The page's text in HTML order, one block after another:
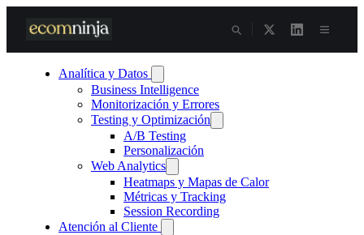
Analítica y Datos
Business Intelligence
Monitorización y Errores
Testing y Optimización
A/B Testing
Personalización
Web Analytics
Heatmaps y Mapas de Calor
Métricas y Tracking
Session Recording
Atención al Cliente